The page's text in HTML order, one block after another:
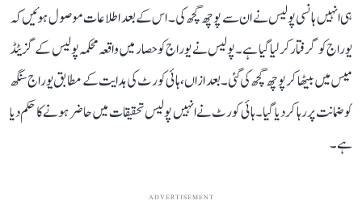
ہی انہیں ہانسی پولیس نے ان سے پوچھ گچھ کی۔ اس کے بعد اطلاعات موصول ہوئیں کہ
یوراج کو گرفتار کر لیا گیا ہے۔ پولیس نے یوراج کو حصار میں واقعہ محکمہ پولیس کے گزیٹڈ
میس میں بیٹھا کر پوچھ گچھ کی گئی۔ بعد ازاں، ہائی کورٹ کی ہدایت کے مطابق یوراج سنگھ
کو ضمانت پر رہا کر دیا گیا۔ ہائی کورٹ نے انہیں پولیس تحقیقات میں حاضر ہونے کا حکم دیا
ہے۔
ADVERTISEMENT